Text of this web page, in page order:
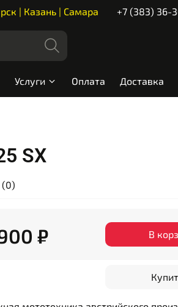
| Казань | Самара +7 (383) 36-
Услуги Оплата Доставка
SX
(0)
₽ В